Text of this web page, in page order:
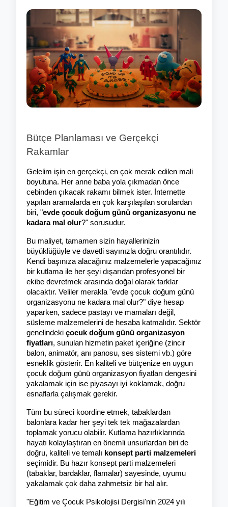
Bütçe Planlaması ve Gerçekçi
Rakamlar
Gelelim işin en gerçekçi, en çok merak edilen mali
boyutuna. Her anne baba yola çıkmadan önce
cebinden çıkacak rakamı bilmek ister. İnternette
yapılan aramalarda en çok karşılaşılan sorulardan
biri, "evde çocuk doğum günü organizasyonu ne
kadara mal olur?" sorusudur.
Bu maliyet, tamamen sizin hayallerinizin
büyüklüğüyle ve davetli sayınızla doğru orantılıdır.
Kendi başınıza alacağınız malzemelerle yapacağınız
bir kutlama ile her şeyi dışarıdan profesyonel bir
ekibe devretmek arasında doğal olarak farklar
olacaktır. Veliler merakla "evde çocuk doğum günü
organizasyonu ne kadara mal olur?" diye hesap
yaparken, sadece pastayı ve mamaları değil,
süsleme malzemelerini de hesaba katmalıdır. Sektör
genelindeki çocuk doğum günü organizasyon
fiyatları, sunulan hizmetin paket içeriğine (zincir
balon, animatör, anı panosu, ses sistemi vb.) göre
esneklik gösterir. En kaliteli ve bütçenize en uygun
çocuk doğum günü organizasyon fiyatları dengesini
yakalamak için ise piyasayı iyi koklamak, doğru
esnaflarla çalışmak gerekir.
Tüm bu süreci koordine etmek, tabaklardan
balonlara kadar her şeyi tek tek mağazalardan
toplamak yorucu olabilir. Kutlama hazırlıklarında
hayatı kolaylaştıran en önemli unsurlardan biri de
doğru, kaliteli ve temalı konsept parti malzemeleri
seçimidir. Bu hazır konsept parti malzemeleri
(tabaklar, bardaklar, flamalar) sayesinde, uyumu
yakalamak çok daha zahmetsiz bir hal alır.
"Eğitim ve Çocuk Psikolojisi Dergisi'nin 2024 yılı